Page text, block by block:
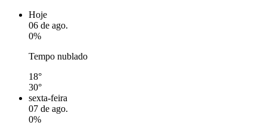
Hoje
06 de ago.
0%
Tempo nublado
18°
30°
sexta-feira
07 de ago.
0%